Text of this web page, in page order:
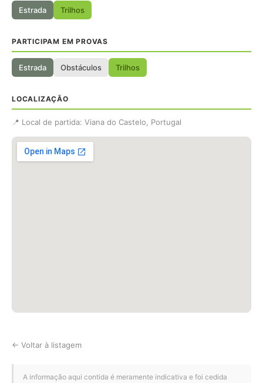
Estrada Trilhos
PARTICIPAM EM PROVAS
Estrada Obstáculos Trilhos
LOCALIZAÇÃO
📍 Local de partida: Viana do Castelo, Portugal
← Voltar à listagem
A informação aqui contida é meramente indicativa e foi cedida